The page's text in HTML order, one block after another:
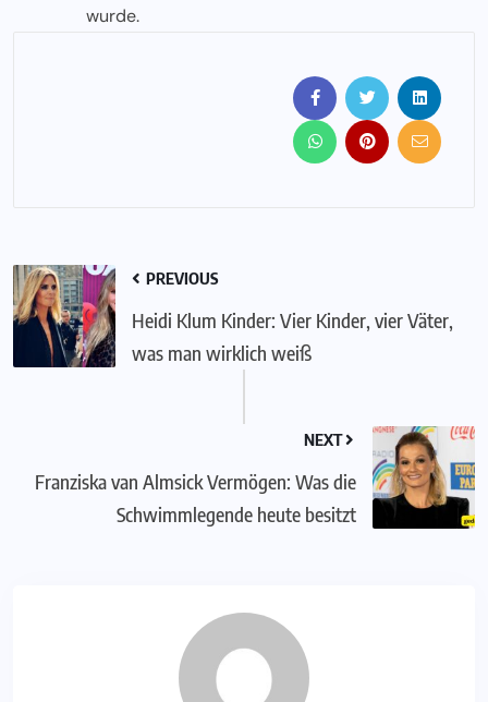
wurde.
PREVIOUS
Heidi Klum Kinder: Vier Kinder, vier Väter,
was man wirklich weiß
NEXT
Franziska van Almsick Vermögen: Was die
Schwimmlegende heute besitzt